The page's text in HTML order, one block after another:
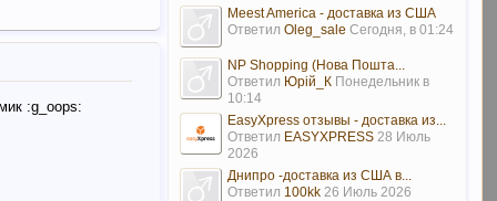
:g_oops:
Meest America - доставка из США
Ответил Oleg_sale Сегодня, в 01:24
NP Shopping (Нова Пошта...
Ответил Юрій_К Понедельник в
10:14
EasyXpress отзывы - доставка из...
Ответил EASYXPRESS 28 Июль
2026
Днипро -доставка из США в...
Ответил 100kk 26 Июль 2026